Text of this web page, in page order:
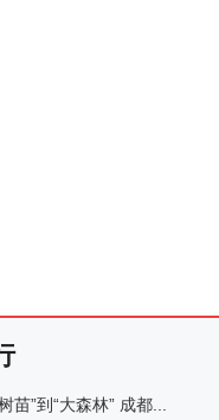
苗”到“大森林” 成都...